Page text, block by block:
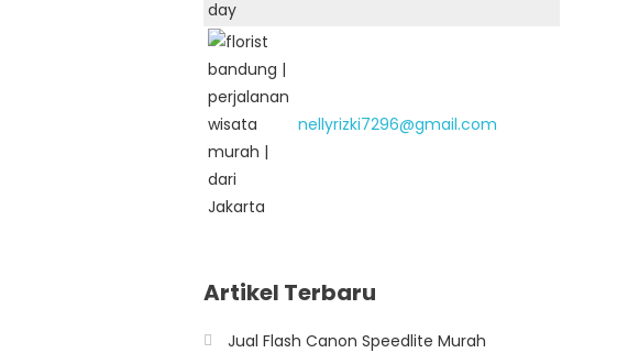
nellyrizki7296@gmail.com
Artikel Terbaru
Jual Flash Canon Speedlite Murah